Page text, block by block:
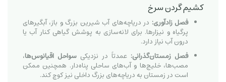
کشیم گردن سرخ
فصل زادآوری: در دریاچه‌های آب شیرین بزرگ و باز، آبگیرهای
پرگیاه و نیزارها. برای لانه‌سازی به پوشش گیاهی کنار آب یا
درون آب نیاز دارد.
فصل زمستان‌گذرانی: عمدتاً در نزدیکی سواحل اقیانوس‌ها،
مصب‌ها، خلیج‌ها و آب‌های ساحلی پناه‌دار. همچنین ممکن
است در زمستان به دریاچه‌های بزرگ داخلی نیز کوچ کند.